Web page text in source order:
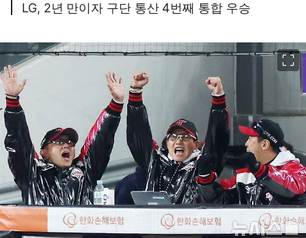
LG, 2년 만이자 구단 통산 4번째 통합 우승